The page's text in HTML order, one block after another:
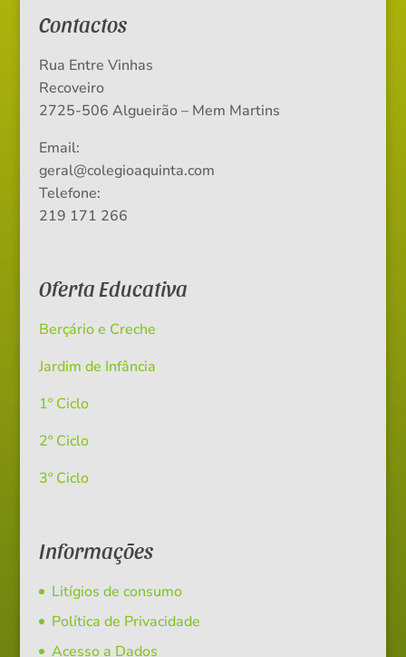
Contactos
Rua Entre Vinhas
Recoveiro
2725-506 Algueirão – Mem Martins
Email:
geral@colegioaquinta.com
Telefone:
219 171 266
Oferta Educativa
Berçário e Creche
Jardim de Infância
1º Ciclo
2º Ciclo
3º Ciclo
Informações
Litígios de consumo
Política de Privacidade
Acesso a Dados